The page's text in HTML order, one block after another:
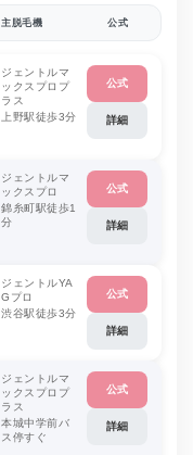
主脱毛機 公式
ジェントルマ
ックスプロプ
ラス
上野駅徒歩3分
公式
詳細
ジェントルマ
ックスプロ
錦糸町駅徒歩1
分
公式
詳細
ジェントルYA
Gプロ
渋谷駅徒歩3分
公式
詳細
ジェントルマ
ックスプロプ
ラス
本城中学前バ
ス停すぐ
公式
詳細